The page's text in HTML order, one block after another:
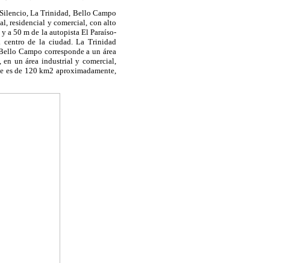
La Trinidad, Bello Campo
residencial y comercial, con alto
a 50 m de la autopista El Paraíso-
centro de la ciudad. La Trinidad
Campo corresponde a un área
un área industrial y comercial,
es de 120 km2 aproximadamente,